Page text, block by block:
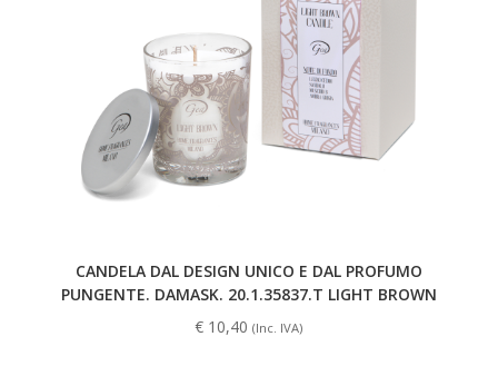
CANDELA DAL DESIGN UNICO E DAL PROFUMO
PUNGENTE. DAMASK. 20.1.35837.T LIGHT BROWN
€ 10,40 (Inc. IVA)